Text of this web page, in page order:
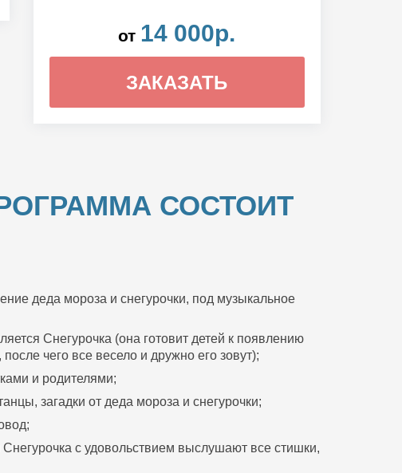
от 14 000р.
ЗАКАЗАТЬ
СОСТОИТ
деда мороза и снегурочки, под музыкальное
Снегурочка (она готовит детей к появлению
чего все весело и дружно его зовут);
и родителями;
загадки от деда мороза и снегурочки;
с удовольствием выслушают все стишки,